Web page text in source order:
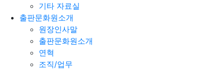
기타 자료실
출판문화원소개
원장인사말
출판문화원소개
연혁
조직/업무